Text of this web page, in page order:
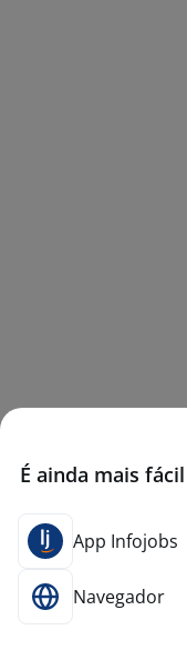
É ainda mais
App Infojobs
Navegador